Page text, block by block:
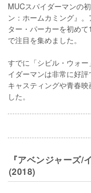
MUCスパイダーマンの
ン：ホームカミング』
ター・パーカーを初め
で注目を集めました。
すでに「シビル・ウォ
イダーマンは非常に好
キャスティングや青春
した。
『アベンジャーズ/
(2018)